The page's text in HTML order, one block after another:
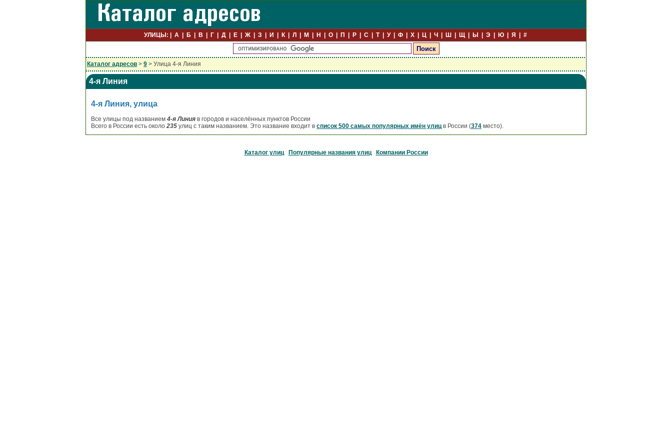
УЛИЦЫ: А Б В Г Д Е Ж З И К Л М Н О П Р С Т У Ф Х Ц Ч Ш Щ Ы Э Ю Я #
Каталог адресов > 9 > Улица 4-я Линия
4-я Линия
4-я Линия, улица
Все улицы под названием 4-я Линия в городов и населённых пунктов России
Всего в России есть около 235 улиц с таким названием. Это название входит в список 500 самых популярных имён улиц в России (374 место).
Каталог улиц Популярные названия улиц Компании России